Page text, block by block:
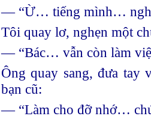
— “Ừ… tiếng mình…
Tôi quay lơ, nghẹn một
— “Bác… vẫn còn làm
Ông quay sang, đưa
bạn cũ:
— “Làm cho đỡ nhớ…